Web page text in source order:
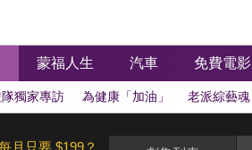
蒙福人生 汽車 免費電影
獨家專訪 為健康「加油」 老派綜藝魂
月只要 $199？